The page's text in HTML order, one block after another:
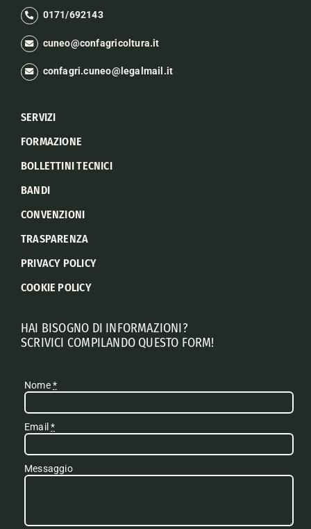
0171/692143
cuneo@confagricoltura.it
confagri.cuneo@legalmail.it
SERVIZI
FORMAZIONE
BOLLETTINI TECNICI
BANDI
CONVENZIONI
TRASPARENZA
PRIVACY POLICY
COOKIE POLICY
HAI BISOGNO DI INFORMAZIONI?
SCRIVICI COMPILANDO QUESTO FORM!
Nome*
Email*
Messaggio